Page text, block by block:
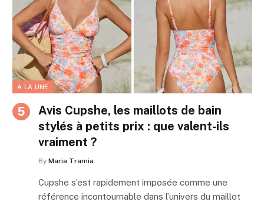
A LA UNE
Avis Cupshe, les maillots de bain
stylés à petits prix : que valent-ils
vraiment ?
By Maria Tramia
Cupshe s’est rapidement imposée comme une
référence incontournable dans l’univers du maillot